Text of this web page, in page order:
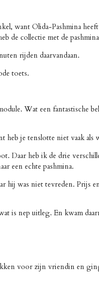
want Olida-Pashmina
de collectie met de
rijden daarvandaan.
toets.
Wat een fantastische
heb je tenslotte niet vaak als
Daar heb ik de drie
een echte pashmina.
hij was niet tevreden. Prijs
is nep uitleg. En kwam
voor zijn vriendin en